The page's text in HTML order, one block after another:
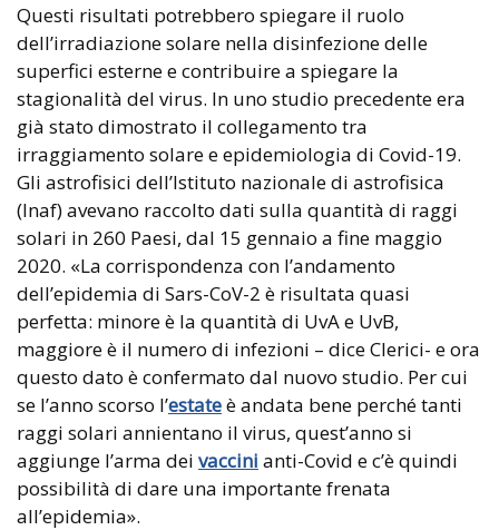
Questi risultati potrebbero spiegare il ruolo
dell’irradiazione solare nella disinfezione delle
superfici esterne e contribuire a spiegare la
stagionalità del virus. In uno studio precedente era
già stato dimostrato il collegamento tra
irraggiamento solare e epidemiologia di Covid-19.
Gli astrofisici dell’Istituto nazionale di astrofisica
(Inaf) avevano raccolto dati sulla quantità di raggi
solari in 260 Paesi, dal 15 gennaio a fine maggio
2020. «La corrispondenza con l’andamento
dell’epidemia di Sars-CoV-2 è risultata quasi
perfetta: minore è la quantità di UvA e UvB,
maggiore è il numero di infezioni – dice Clerici- e ora
questo dato è confermato dal nuovo studio. Per cui
se l’anno scorso l’estateè andata bene perché tanti
raggi solari annientano il virus, quest’anno si
aggiunge l’arma dei vaccini anti-Covid e c’è quindi
possibilità di dare una importante frenata
all’epidemia».